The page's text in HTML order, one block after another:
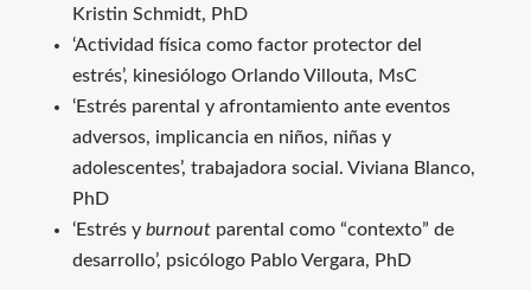
Kristin Schmidt, PhD
‘Actividad física como factor protector del
estrés’, kinesiólogo Orlando Villouta, MsC
‘Estrés parental y afrontamiento ante eventos
adversos, implicancia en niños, niñas y
adolescentes’, trabajadora social. Viviana Blanco,
PhD
‘Estrés y burnoutparental como “contexto” de
desarrollo’, psicólogo Pablo Vergara, PhD